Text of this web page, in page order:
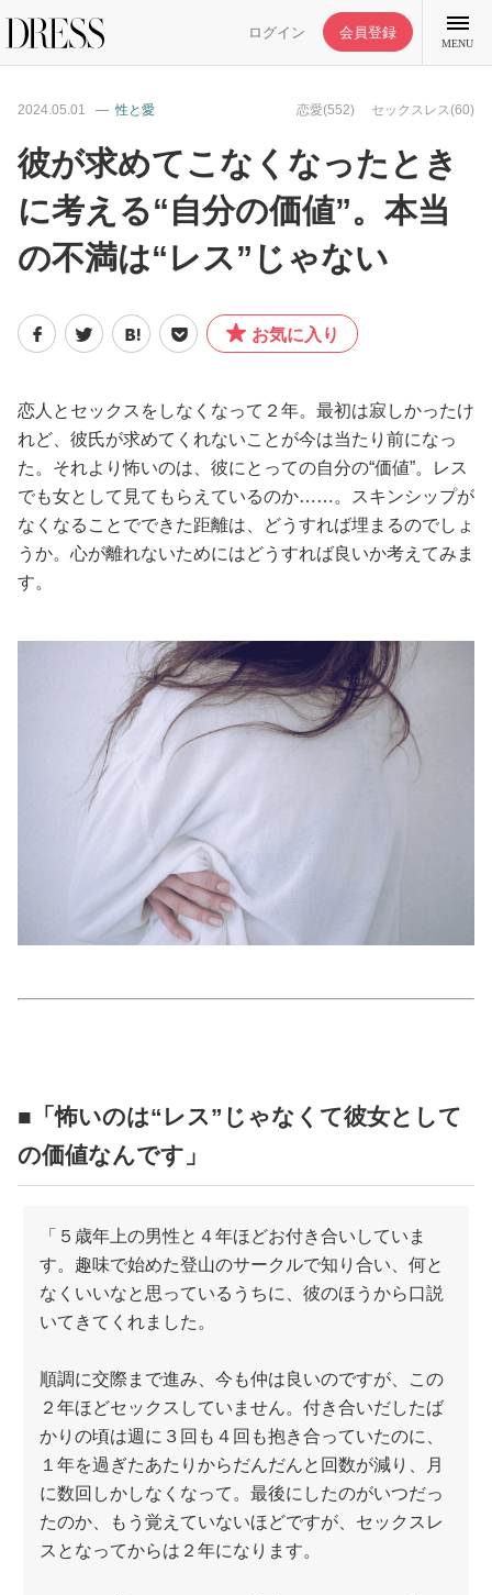
ログイン 会員登録
MENU
特集記事
DRESS部活
ライフスタイル
ファッション
恋愛/結婚/離婚
美容/健康
妊娠/出産/家族
ココロ/カラダ
グルメ
トラベル
カルチャー/エンタメ
ゲーム
2024.05.01 性と愛 恋愛(552) セックスレス(60)
彼が求めてこなくなったとき
に考える“自分の価値”。本当
の不満は“レス”じゃない
お気に入り
恋人とセックスをしなくなって２年。最初は寂しかったけ
れど、彼氏が求めてくれないことが今は当たり前になっ
た。それより怖いのは、彼にとっての自分の“価値”。レス
でも女として見てもらえているのか……。スキンシップが
なくなることでできた距離は、どうすれば埋まるのでしょ
うか。心が離れないためにはどうすれば良いか考えてみま
す。
■「怖いのは“レス”じゃなくて彼女として
の価値なんです」
「５歳年上の男性と４年ほどお付き合いしていま
す。趣味で始めた登山のサークルで知り合い、何と
なくいいなと思っているうちに、彼のほうから口説
いてきてくれました。
順調に交際まで進み、今も仲は良いのですが、この
２年ほどセックスしていません。付き合いだしたば
かりの頃は週に３回も４回も抱き合っていたのに、
１年を過ぎたあたりからだんだんと回数が減り、月
に数回しかしなくなって。最後にしたのがいつだっ
たのか、もう覚えていないほどですが、セックスレ
スとなってからは２年になります。